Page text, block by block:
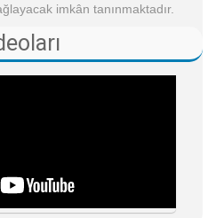
imkân tanınmaktadır.